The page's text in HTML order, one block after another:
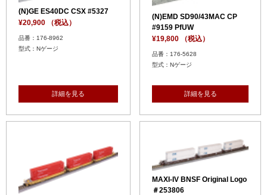
(N)GE ES40DC CSX #5327
¥20,900 （税込）
品番：176-8962
型式：Nゲージ
詳細を見る
(N)EMD SD90/43MAC CP
#9159 PfUW
¥19,800 （税込）
品番：176-5628
型式：Nゲージ
詳細を見る
MAXI-IV BNSF Original Logo
＃253806